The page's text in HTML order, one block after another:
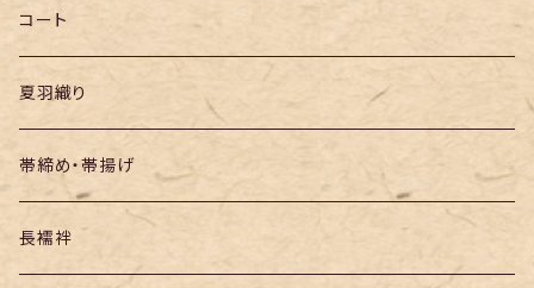
半幅帯
コート
夏羽織り
帯締め・帯揚げ
長襦袢